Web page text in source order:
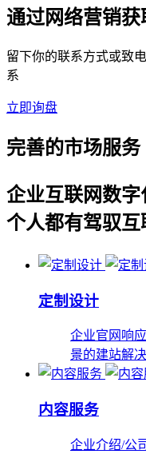
通过网络营销获
留下你的联系方式或致电
系
立即询盘
完善的市场服务
企业互联网数
个人都有驾驭
定制设计
企业官网响
景的建站解决
内容服务
企业介绍/公